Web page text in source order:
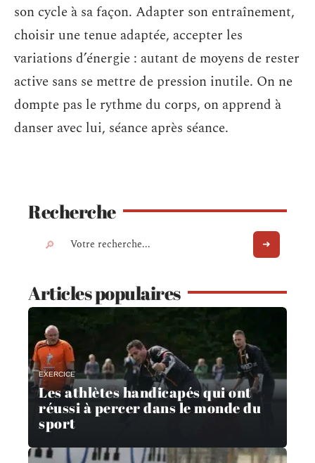
son cycle à sa façon. Adapter son entraînement,
choisir une tenue adaptée, accepter les
variations d’énergie : autant de moyens de rester
active sans se mettre de pression inutile. On ne
dompte pas le rythme du corps, on apprend à
danser avec lui, séance après séance.
Recherche
Articles populaires
EXERCICE
Les athlètes handicapés qui ont
réussi à percer dans le monde du
sport